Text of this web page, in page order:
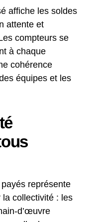
affiche les soldes
attente et
compteurs se
à chaque
cohérence
équipes et les
représente
la collectivité : les
d’œuvre